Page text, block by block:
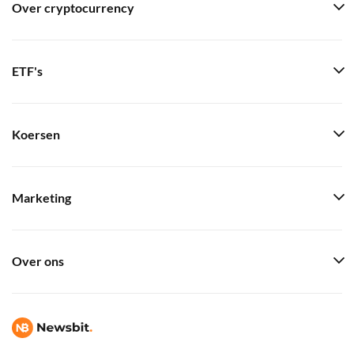
Over cryptocurrency
ETF's
Koersen
Marketing
Over ons